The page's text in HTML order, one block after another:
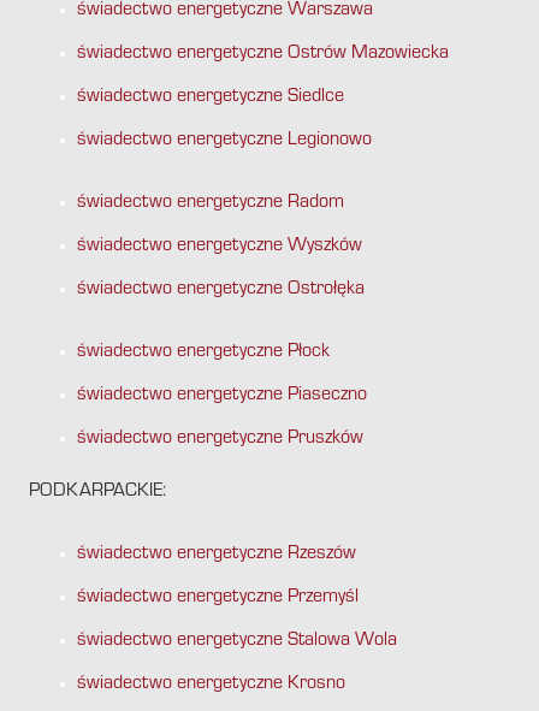
świadectwo energetyczne Warszawa
świadectwo energetyczne Ostrów Mazowiecka
świadectwo energetyczne Siedlce
świadectwo energetyczne Legionowo
świadectwo energetyczne Radom
świadectwo energetyczne Wyszków
świadectwo energetyczne Ostrołęka
świadectwo energetyczne Płock
świadectwo energetyczne Piaseczno
świadectwo energetyczne Pruszków
PODKARPACKIE:
świadectwo energetyczne Rzeszów
świadectwo energetyczne Przemyśl
świadectwo energetyczne Stalowa Wola
świadectwo energetyczne Krosno